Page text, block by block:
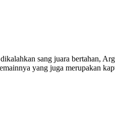
sang juara bertahan,
yang juga merupakan